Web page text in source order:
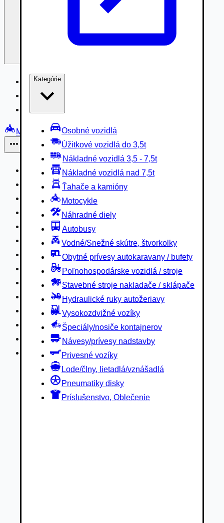
Kategórie
Osobné vozidlá
Úžitkové vozidlá do 3,5t
Nákladné vozidlá 3,5 - 7,5t
Nákladné vozidlá nad 7,5t
Ťahače a kamióny
Motocykle
Náhradné diely
Autobusy
Vodné/Snežné skútre, štvorkolky
Obytné prívesy autokaravany / bufety
Poľnohospodárske vozidlá / stroje
Stavebné stroje nakladače / sklápače
Hydraulické ruky autožeriavy
Vysokozdvižné vozíky
Špeciály/nosiče kontajnerov
Návesy/prívesy nadstavby
Privesné vozíky
Lode/člny, lietadlá/vznášadlá
Pneumatiky disky
Príslušenstvo, Oblečenie
Nákladné vozidlá 3,5 - 7,5t
Nákladné vozidlá nad 7,5t
Motocykle
Náhradné diely
Autobusy
Vodné/Snežné skútre, štvorkolky
Obytné prívesy autokaravany / bufety
Poľnohospodárske vozidlá / stroje
Stavebné stroje nakladače / sklápače
Hydraulické ruky autožeriavy
Vysokozdvižné vozíky
Špeciály/nosiče kontajnerov
Návesy/prívesy nadstavby
Privesné vozíky
Lode/člny, lietadlá/vznášadlá
Pneumatiky disky
Príslušenstvo, Oblečenie